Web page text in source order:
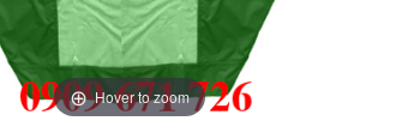
Hover to zoom